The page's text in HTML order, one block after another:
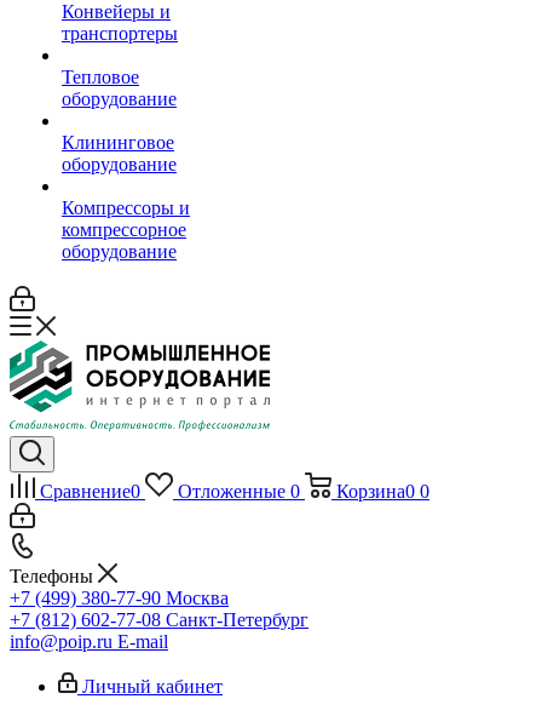
Конвейеры и
транспортеры
Тепловое
оборудование
Клининговое
оборудование
Компрессоры и
компрессорное
оборудование
Сравнение0 Отложенные 0 Корзина0 0
Телефоны
+7 (499) 380-77-90 Москва
+7 (812) 602-77-08 Санкт-Петербург
info@poip.ru E-mail
Личный кабинет